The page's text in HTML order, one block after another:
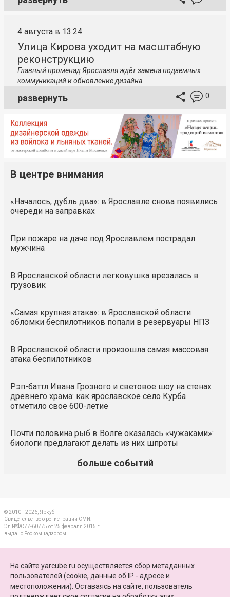
4 августа в 13:24
Улица Кирова уходит на масштабную
реконструкцию
Главный променад Ярославля ждёт замена подземных
коммуникаций и обновление дизайна.
развернуть 0
В центре внимания
«Началось, дубль два»: в Ярославле снова появились
очереди на заправках
При пожаре на даче под Ярославлем пострадал
мужчина
В Ярославской области легковушка врезалась в
грузовик
«Самая крупная атака»: в Ярославской области
обломки беспилотников попали в резервуары НПЗ
В Ярославской области произошла самая массовая
атака беспилотников
Рэп-баттл Ивана Грозного и световое шоу на стенах
древнего храма: как ярославское село Курба
отметило своё 600-летие
Почти половина рыб в Волге оказалась «чужаками»:
биологи предлагают делать из них шпроты
больше событий
© 2010—2026, Яркуб
Свидетельство о регистрации СМИ:
Эл №ФС77-60775 от 25 февраля 2015 г.
выдано Роскомнадзором
ПАРТНЕРЫ
На сайте yarcube.ru осуществляется сбор метаданных
пользователей (cookie, данные об IP - адресе и
местоположении). Оставаясь на сайте, пользователь